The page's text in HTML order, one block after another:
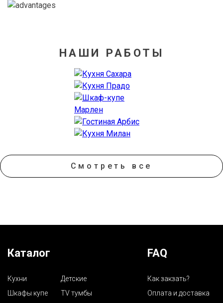
НАШИ РАБОТЫ
Смотреть все
Каталог
Кухни
Шкафы купе
Детские
TV тумбы
FAQ
Как закзать?
Оплата и доставка